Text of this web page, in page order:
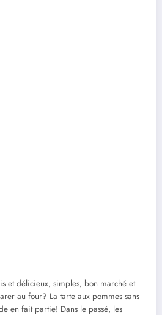
et délicieux, simples, bon marché et
au four? La tarte aux pommes sans
en fait partie! Dans le passé, les